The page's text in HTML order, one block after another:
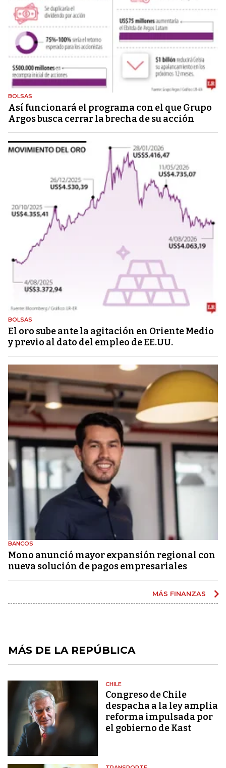
BOLSAS
Así funcionará el programa con el que Grupo
Argos busca cerrar la brecha de su acción
BOLSAS
El oro sube ante la agitación en Oriente Medio
y previo al dato del empleo de EE.UU.
BANCOS
Mono anunció mayor expansión regional con
nueva solución de pagos empresariales
MÁS FINANZAS
MÁS DE LA REPÚBLICA
CHILE
Congreso de Chile
despacha a la ley amplia
reforma impulsada por
el gobierno de Kast